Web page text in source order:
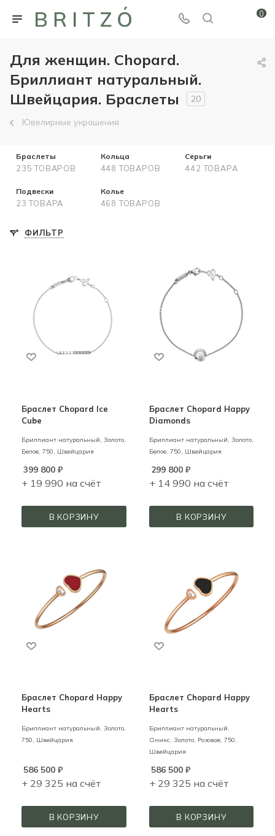
0
Для женщин. Chopard.
Бриллиант натуральный.
Швейцария. Браслеты
20
Ювелирные украшения
Браслеты
235 ТОВАРОВ
Кольца
448 ТОВАРОВ
Серьги
442 ТОВАРА
Подвески
23 ТОВАРА
Колье
468 ТОВАРОВ
ФИЛЬТР
Браслет Chopard Ice
Cube
Бриллиант натуральный, Золото,
Белое, 750, Швейцария
399 800 ₽
+ 19 990 на счёт
В КОРЗИНУ
Браслет Chopard Happy
Diamonds
Бриллиант натуральный, Золото,
Белое, 750, Швейцария
299 800₽
+ 14 990 на счёт
В КОРЗИНУ
Браслет Chopard Happy
Hearts
Бриллиант натуральный, Золото,
750, Швейцария
586 500 ₽
+ 29 325 на счёт
В КОРЗИНУ
Браслет Chopard Happy
Hearts
Бриллиант натуральный,
Оникс, Золото, Розовое, 750,
Швейцария
586 500₽
+ 29 325 на счёт
В КОРЗИНУ